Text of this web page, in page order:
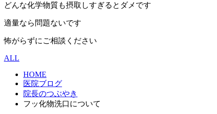
どんな化学物質も摂取しすぎるとダメです
適量なら問題ないです
怖がらずにご相談ください
ALL
HOME
医院ブログ
院長のつぶやき
フッ化物洗口について